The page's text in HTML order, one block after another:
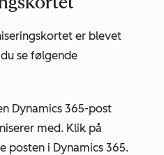
er blevet
se følgende
Dynamics 365-post
med. Klik på
posten i Dynamics 365.